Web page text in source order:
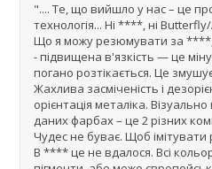
".... Те, що вийшло у нас – це
технологія... Ні ****, ні
Що я можу резюмувати за ****,
- підвищена в'язкість — це
погано розтікається. Це
Жахлива засміченість і
орієнтація металіка.
даних фарбах – це 2 різних
Чудес не буває. Щоб
В **** це не вдалося. Всі